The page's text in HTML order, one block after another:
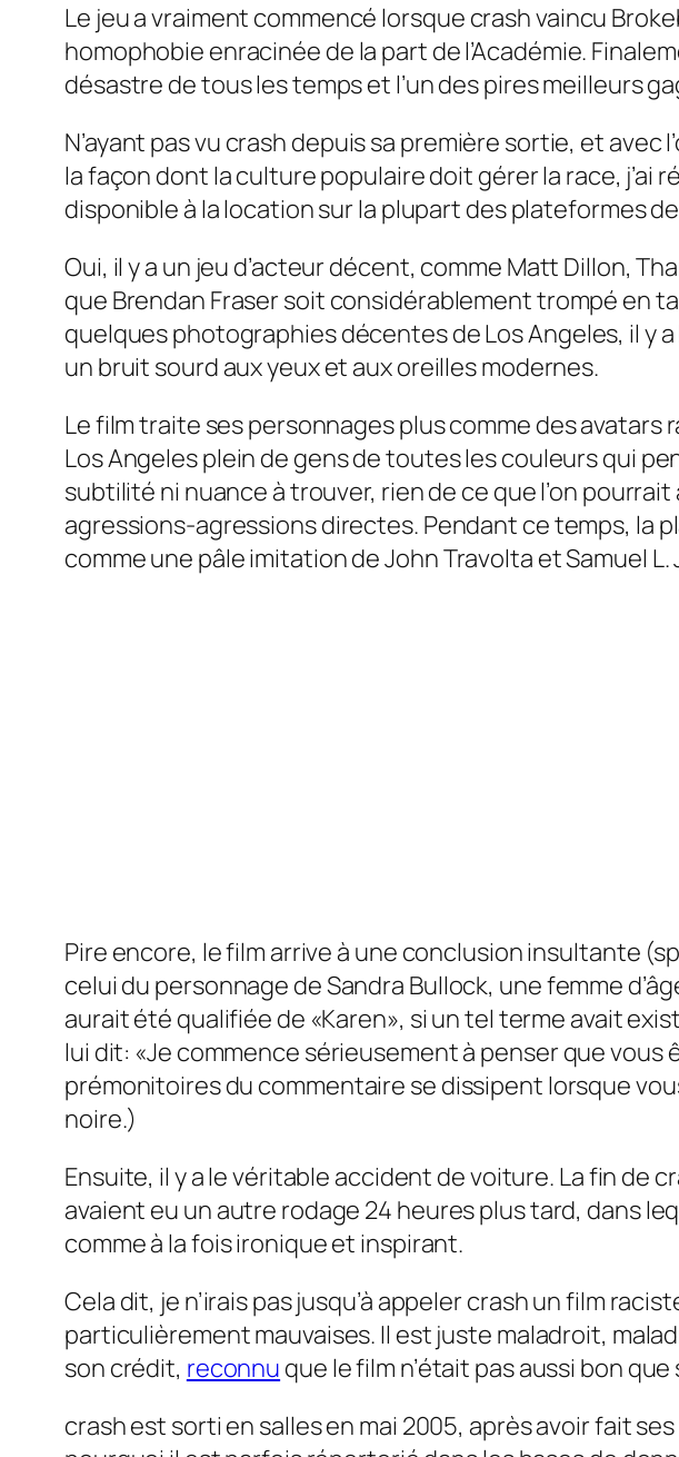
Le jeu a vraiment commencé lorsque crashvaincu
homophobie enracinée de la part de l’Académie.
désastre de tous les temps et l’un des pires meilleurs
N’ayant pas vu crash depuis sa première sortie, et avec
la façon dont la culture populaire doit gérer la race,
disponible à la location sur la plupart des plateformes
Oui, il y a un jeu d’acteur décent, comme Matt Dillon,
que Brendan Fraser soit considérablement trompé en
quelques photographies décentes de Los Angeles, il y
un bruit sourd aux yeux et aux oreilles modernes.
Le film traite ses personnages plus comme des
Los Angeles plein de gens de toutes les couleurs qui
subtilité ni nuance à trouver, rien de ce que l’on
agressions-agressions directes. Pendant ce temps, la
comme une pâle imitation de John Travolta et Samuel L.
Pire encore, le film arrive à une conclusion insultante
celui du personnage de Sandra Bullock, une femme
aurait été qualifiée de «Karen», si un tel terme avait
lui dit: «Je commence sérieusement à penser que
prémonitoires du commentaire se dissipent lorsque
noire.)
Ensuite, il y a le véritable accident de voiture. La fin de
avaient eu un autre rodage 24 heures plus tard, dans
comme à la fois ironique et inspirant.
Cela dit, je n’irais pas jusqu’à appeler crashun film
particulièrement mauvaises. Il est juste maladroit,
son crédit, reconnu que le film n’était pas aussi bon
crashest sorti en salles en mai 2005, après avoir fait